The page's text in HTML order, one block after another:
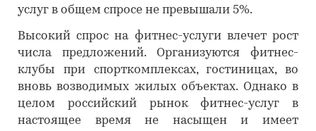
услуг в общем спросе не превышали 5%.
Высокий спрос на фитнес-услуги влечет рост
числа предложений. Организуются фитнес-
клубы при спорткомплексах, гостиницах, во
вновь возводимых жилых объектах. Однако в
целом российский рынок фитнес-услуг в
настоящее время не насыщен и имеет